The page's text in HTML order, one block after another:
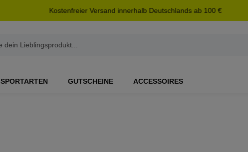
Kostenfreier Versand innerhalb Deutschlands ab 100 €
SPORTARTEN GUTSCHEINE ACCESSOIRES